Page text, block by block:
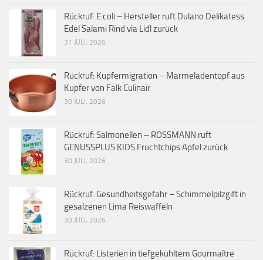
Rückruf: E.coli – Hersteller ruft Dulano Delikatess
Edel Salami Rind via Lidl zurück
31 JULI, 2026
Rückruf: Kupfermigration – Marmeladentopf aus
Kupfer von Falk Culinair
30 JULI, 2026
Rückruf: Salmonellen – ROSSMANN ruft
GENUSSPLUS KIDS Fruchtchips Apfel zurück
30 JULI, 2026
Rückruf: Gesundheitsgefahr – Schimmelpilzgift in
gesalzenen Lima Reiswaffeln
30 JULI, 2026
Rückruf: Listerien in tiefgekühltem Gourmaître